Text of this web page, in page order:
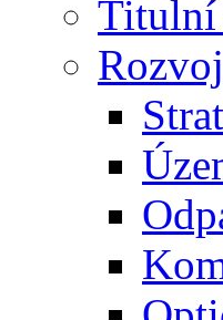
Titulní